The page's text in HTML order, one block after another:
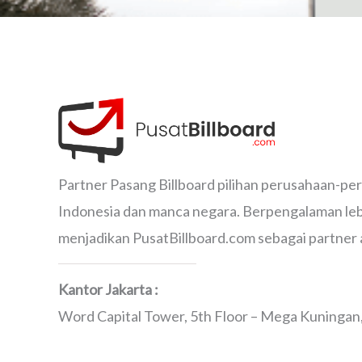
Partner Pasang Billboard pilihan perusahaan-
Indonesia dan manca negara. Berpengalaman
menjadikan PusatBillboard.com sebagai partner
Kantor Jakarta :
Word Capital Tower, 5th Floor – Mega